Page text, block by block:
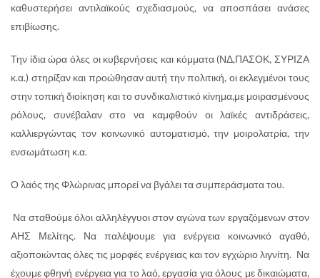
καθυστερήσει αντιλαϊκούς σχεδιασμούς, να αποσπάσει ανάσες
επιβίωσης.
Την ίδια ώρα όλες οι κυβερνήσεις και κόμματα (ΝΔ,ΠΑΣΟΚ, ΣΥΡΙΖΑ
κ.α.) στηρίξαν και προώθησαν αυτή την πολιτική, οι εκλεγμένοι τους
στην τοπική διοίκηση και το συνδικαλιστικό κίνημα,με μοιρασμένους
ρόλους, συνέβαλαν στο να καμφθούν οι λαϊκές αντιδράσεις,
καλλιεργώντας τον κοινωνικό αυτοματισμό, την μοιρολατρία, την
ενσωμάτωση κ.α.
Ο λαός της Φλώρινας μπορεί να βγάλει τα συμπεράσματα του.
Να σταθούμε όλοι αλληλέγγυοι στον αγώνα των εργαζόμενων στον
ΑΗΣ Μελίτης. Να παλέψουμε για ενέργεια κοινωνικό αγαθό,
αξιοποιώντας όλες τις μορφές ενέργειας και τον εγχώριο λιγνίτη. Να
έχουμε φθηνή ενέργεια για το λαό, εργασία για όλους με δικαιώματα,